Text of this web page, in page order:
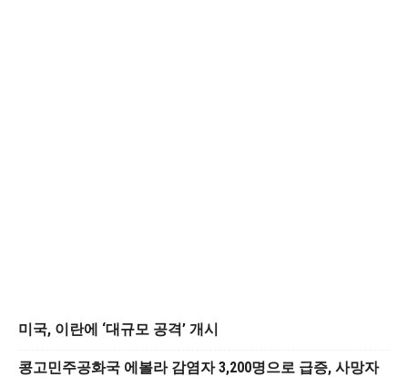
미국, 이란에 ‘대규모 공격’ 개시
콩고민주공화국 에볼라 감염자 3,200명으로 급증, 사망자